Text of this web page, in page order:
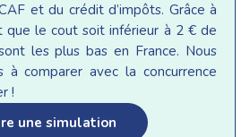
et du crédit d’impôts. Grâce à
que le cout soit inférieur à 2 € de
les plus bas en France. Nous
à comparer avec la concurrence
!
une simulation